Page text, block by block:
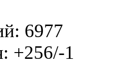
6977
+256/-1